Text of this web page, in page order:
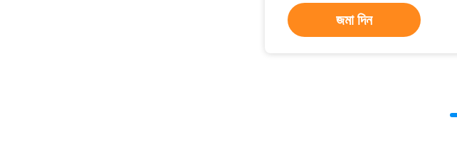
জমা দিন